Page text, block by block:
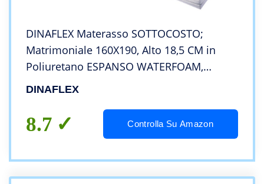
DINAFLEX Materasso SOTTOCOSTO;
Matrimoniale 160X190, Alto 18,5 CM in
Poliuretano ESPANSO WATERFOAM,
Ortopedico Anallergico E ANTIACARO,
DINAFLEX
8.7 Controlla Su Amazon